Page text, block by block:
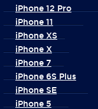
iPhone 12 Pro
iPhone 11
iPhone XS
iPhone X
iPhone 7
iPhone 6S Plus
iPhone SE
iPhone 5